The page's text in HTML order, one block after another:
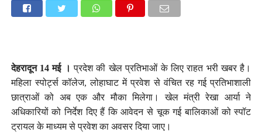
देहरादून 14 मई । प्रदेश की खेल प्रतिभाओं के लिए राहत भरी खबर है।
महिला स्पोर्ट्स कॉलेज, लोहाघाट में प्रवेश से वंचित रह गई प्रतिभाशाली
छात्राओं को अब एक और मौका मिलेगा। खेल मंत्री रेखा आर्या ने
अधिकारियों को निर्देश दिए हैं कि आवेदन से चूक गई बालिकाओं को स्पॉट
ट्रायल के माध्यम से प्रवेश का अवसर दिया जाए।